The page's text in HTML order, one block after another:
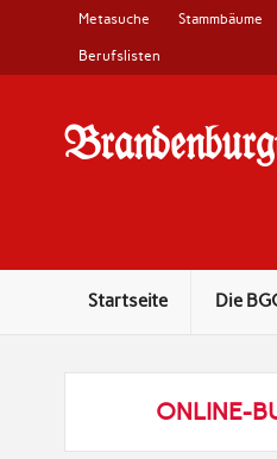
Metasuche Stammbäume
Berufslisten
Startseite Die
ONLINE-